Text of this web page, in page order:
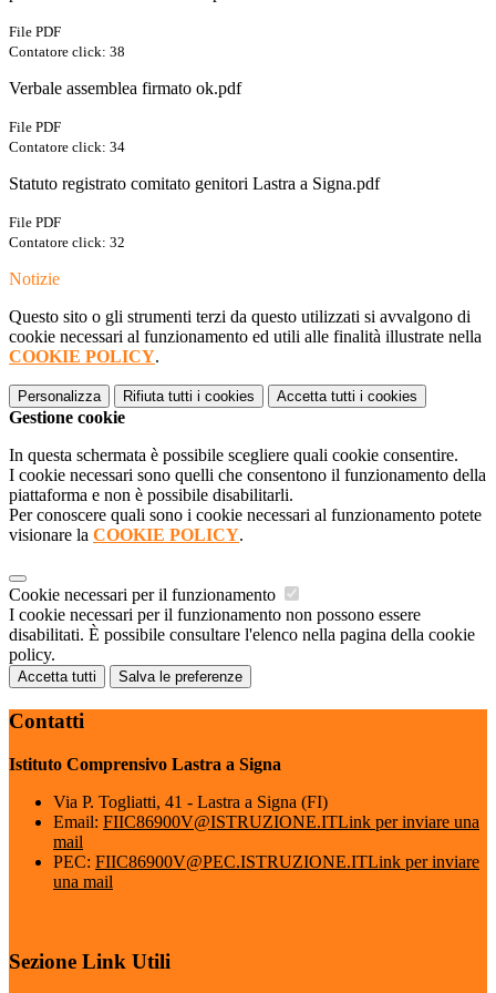
File PDF
Contatore click: 38
Verbale assemblea firmato ok.pdf
File PDF
Contatore click: 34
Statuto registrato comitato genitori Lastra a Signa.pdf
File PDF
Contatore click: 32
Notizie
Questo sito o gli strumenti terzi da questo utilizzati si avvalgono di
cookie necessari al funzionamento ed utili alle finalità illustrate nella
COOKIE POLICY.
Personalizza Rifiuta tutti i cookies Accetta tutti i cookies
Gestione cookie
In questa schermata è possibile scegliere quali cookie consentire.
I cookie necessari sono quelli che consentono il funzionamento della
piattaforma e non è possibile disabilitarli.
Per conoscere quali sono i cookie necessari al funzionamento potete
visionare la COOKIE POLICY.
Cookie necessari per il funzionamento
I cookie necessari per il funzionamento non possono essere
disabilitati. È possibile consultare l'elenco nella pagina della cookie
policy.
Accetta tutti Salva le preferenze
Contatti
Istituto Comprensivo Lastra a Signa
Via P. Togliatti, 41 - Lastra a Signa (FI)
Email: FIIC86900V@ISTRUZIONE.ITLink per inviare una
mail
PEC: FIIC86900V@PEC.ISTRUZIONE.ITLink per inviare
una mail
Sezione Link Utili